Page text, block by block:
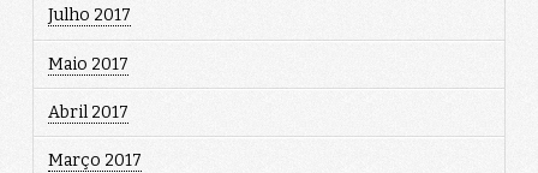
Julho 2017
Maio 2017
Abril 2017
Março 2017